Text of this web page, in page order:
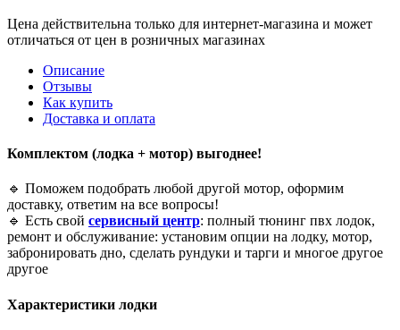
Цена действительна только для интернет-магазина и может
отличаться от цен в розничных магазинах
Описание
Отзывы
Как купить
Доставка и оплата
Комплектом (лодка + мотор) выгоднее!
🔹 Поможем подобрать любой другой мотор, оформим
доставку, ответим на все вопросы!
🔹 Есть свой сервисный центр: полный тюнинг пвх лодок,
ремонт и обслуживание: установим опции на лодку, мотор,
забронировать дно, сделать рундуки и тарги и многое другое
другое
Характеристики лодки